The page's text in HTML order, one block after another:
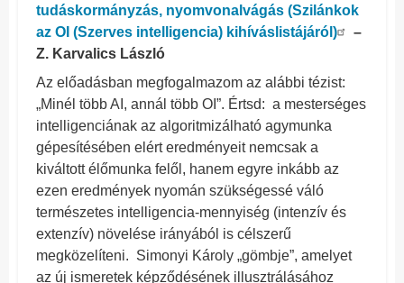
tudáskormányzás, nyomvonalvágás (Szilánkok
az OI (Szerves intelligencia) kihíváslistájáról)
–
Z. Karvalics László
Az előadásban megfogalmazom az alábbi tézist:
„Minél több AI, annál több OI”. Értsd: a mesterséges
intelligenciának az algoritmizálható agymunka
gépesítésében elért eredményeit nemcsak a
kiváltott élőmunka felől, hanem egyre inkább az
ezen eredmények nyomán szükségessé váló
természetes intelligencia-mennyiség (intenzív és
extenzív) növelése irányából is célszerű
megközelíteni. Simonyi Károly „gömbje”, amelyet
az új ismeretek képződésének illusztrálásához